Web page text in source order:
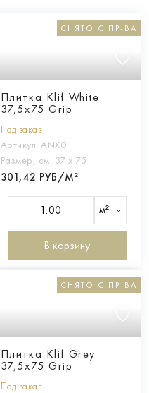
СНЯТО С ПР-ВА
Плитка Klif White
37,5x75 Grip
Под заказ
Артикул: ANX0
Размер, см: 37 х 75
301,42 РУБ/М²
м²
В корзину
СНЯТО С ПР-ВА
Плитка Klif Grey
37,5x75 Grip
Под заказ